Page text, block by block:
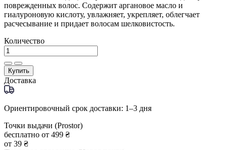
поврежденных волос. Содержит аргановое масло и
гиалуроновую кислоту, увлажняет, укрепляет, облегчает
расчесывание и придает волосам шелковистость.
Количество
Купить
Доставка
Ориентировочный срок доставки: 1–3 дня
Точки выдачи (Prostor)
бесплатно от 499 ₴
от 39 ₴